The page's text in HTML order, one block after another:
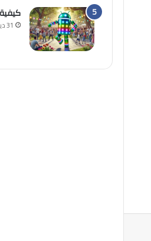
31 ديسمبر, 2024